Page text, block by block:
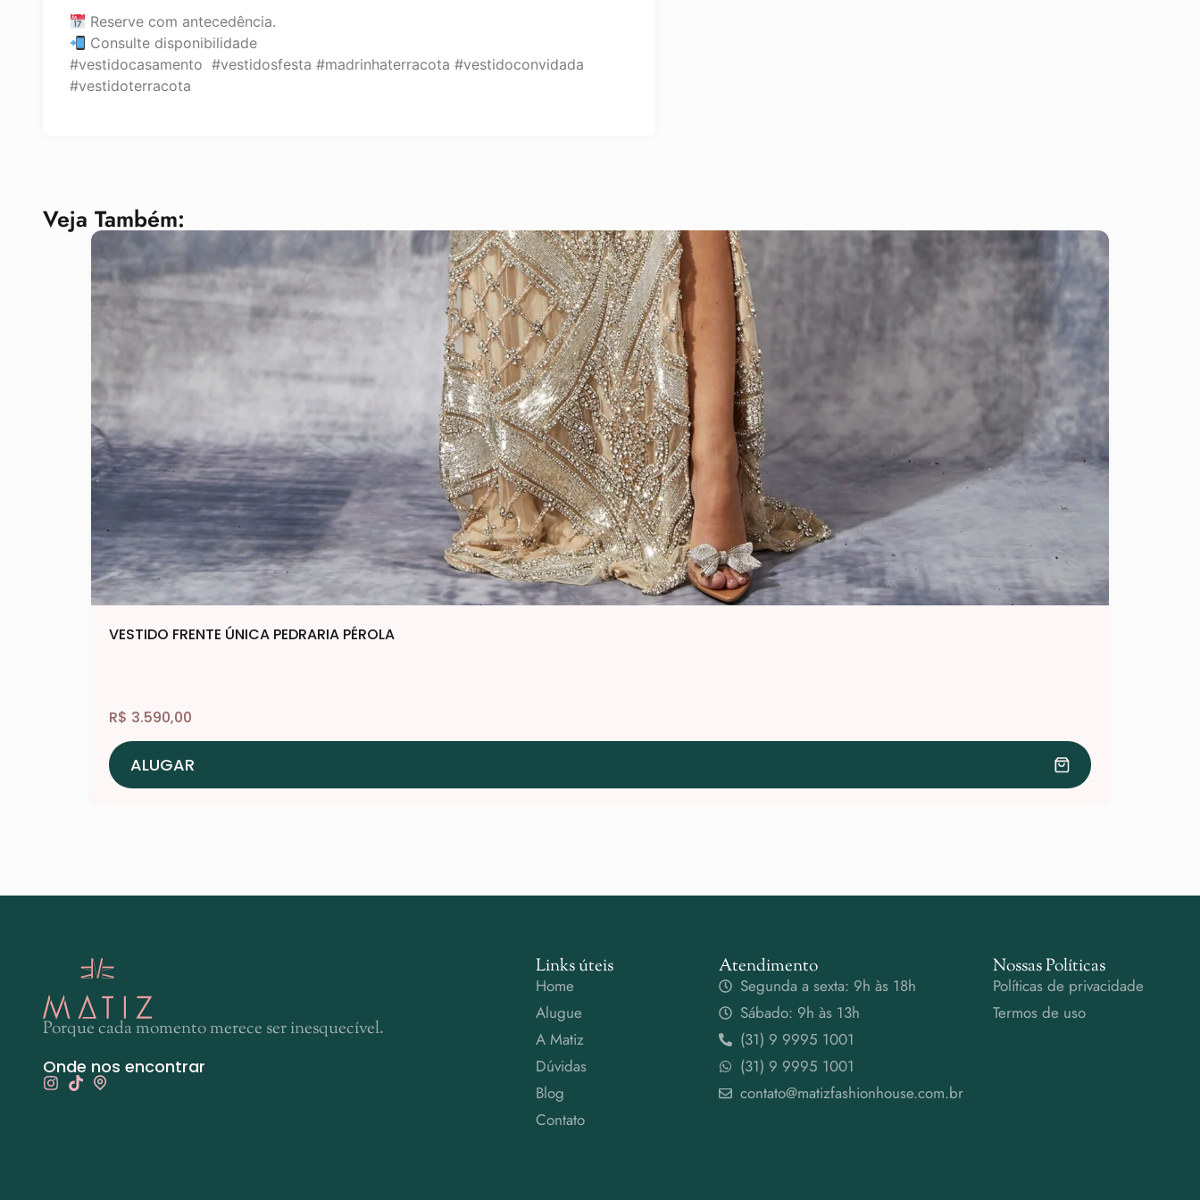
Reserve com antecedência.
Consulte disponibilidade
#vestidocasamento #vestidosfesta #madrinhaterracota #vestidoconvidada
#vestidoterracota
Veja Também:
VESTIDO FRENTE ÚNICA PEDRARIA PÉROLA
R$ 3.590,00
ALUGAR
Porque cada momento merece ser inesquecível.
Onde nos encontrar
Links úteis
Home
Alugue
A Matiz
Dúvidas
Blog
Contato
Atendimento
Segunda a sexta: 9h às 18h
Sábado: 9h às 13h
(31) 9 9995 1001
(31) 9 9995 1001
contato@matizfashionhouse.com.br
Nossas Políticas
Políticas de privacidade
Termos de uso